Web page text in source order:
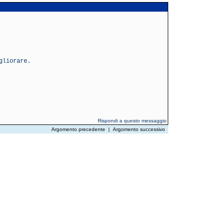
Rispondi a questo messaggio
Argomento precedente | Argomento successivo